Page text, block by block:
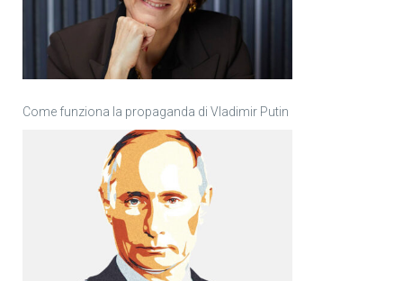
Come funziona la propaganda di Vladimir Putin